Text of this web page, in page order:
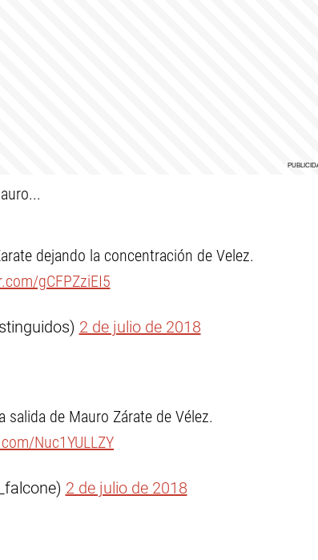
dejando la concentración de Velez.
gCFPZziEI5
2 de julio de 2018
salida de Mauro Zárate de Vélez.
Nuc1YULLZY
2 de julio de 2018